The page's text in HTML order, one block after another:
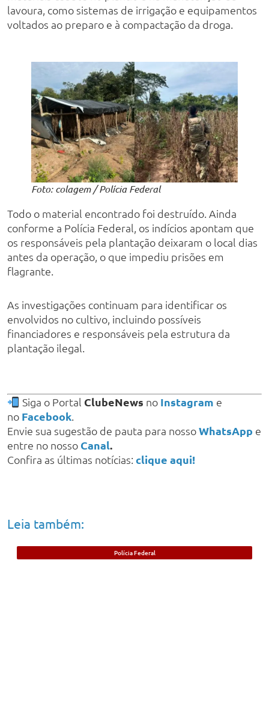
lavoura, como sistemas de irrigação e equipamentos
voltados ao preparo e à compactação da droga.
Foto: colagem / Polícia Federal
Todo o material encontrado foi destruído. Ainda
conforme a Polícia Federal, os indícios apontam que
os responsáveis pela plantação deixaram o local dias
antes da operação, o que impediu prisões em
flagrante.
As investigações continuam para identificar os
envolvidos no cultivo, incluindo possíveis
financiadores e responsáveis pela estrutura da
plantação ilegal.
Siga o Portal ClubeNews no Instagram e
no Facebook.
Envie sua sugestão de pauta para nossoWhatsApp e
entre no nosso Canal.
Confira as últimas notícias: clique aqui!
Leia também:
Polícia Federal